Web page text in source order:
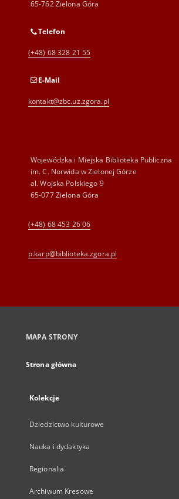
65-762 Zielona Góra
Telefon
(+48) 68 328 21 55
E-Mail
kontakt@zbc.uz.zgora.pl
Wojewódzka i Miejska Biblioteka Publiczna
im. C. Norwida w Zielonej Górze
al. Wojska Polskiego 9
65-077 Zielona Góra
(+48) 68 453 26 06
p.karp@biblioteka.zgora.pl
MAPA STRONY
Strona główna
Kolekcje
Dziedzictwo kulturowe
Nauka i dydaktyka
Regionalia
Archiwum Kresowe